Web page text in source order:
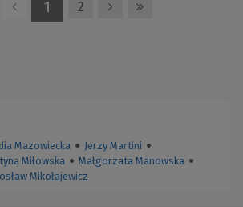
1 2
Mazowiecka ● Jerzy Martini ●
Miłowska ● Małgorzata Manowska ●
Mikołajewicz